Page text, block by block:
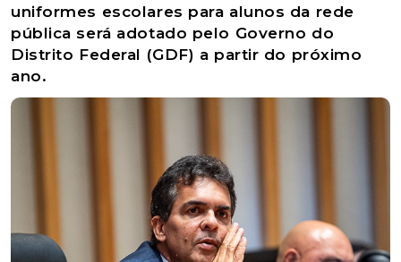
uniformes escolares para alunos da rede
pública será adotado pelo Governo do
Distrito Federal (GDF) a partir do próximo
ano.